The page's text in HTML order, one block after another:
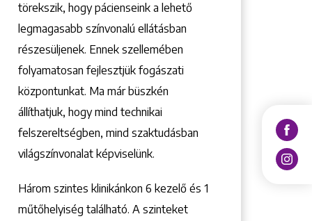
törekszik, hogy pácienseink a lehető
legmagasabb színvonalú ellátásban
részesüljenek. Ennek szellemében
folyamatosan fejlesztjük fogászati
központunkat. Ma már büszkén
állíthatjuk, hogy mind technikai
felszereltségben, mind szaktudásban
világszínvonalat képviselünk.
Három szintes klinikánkon 6 kezelő ­és 1
műtőhelyiség található. A szinteket